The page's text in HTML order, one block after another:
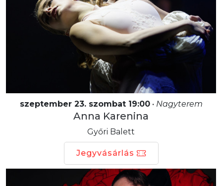
szeptember 23. szombat 19:00• Nagyterem
Anna Karenina
Győri Balett
Jegyvásárlás